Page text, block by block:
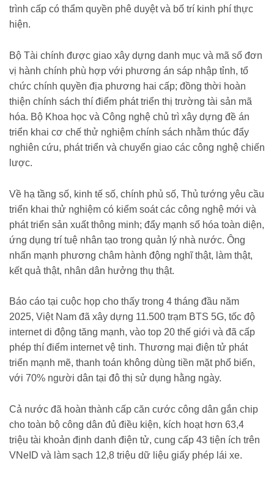
trình cấp có thẩm quyền phê duyệt và bố trí kinh phí thực
hiện.
Bộ Tài chính được giao xây dựng danh mục và mã số đơn
vị hành chính phù hợp với phương án sáp nhập tỉnh, tổ
chức chính quyền địa phương hai cấp; đồng thời hoàn
thiện chính sách thí điểm phát triển thị trường tài sản mã
hóa. Bộ Khoa học và Công nghệ chủ trì xây dựng đề án
triển khai cơ chế thử nghiệm chính sách nhằm thúc đẩy
nghiên cứu, phát triển và chuyển giao các công nghệ chiến
lược.
Về hạ tầng số, kinh tế số, chính phủ số, Thủ tướng yêu cầu
triển khai thử nghiệm có kiểm soát các công nghệ mới và
phát triển sản xuất thông minh; đẩy mạnh số hóa toàn diện,
ứng dụng trí tuệ nhân tạo trong quản lý nhà nước. Ông
nhấn mạnh phương châm hành động nghĩ thật, làm thật,
kết quả thật, nhân dân hưởng thụ thật.
Báo cáo tại cuộc họp cho thấy trong 4 tháng đầu năm
2025, Việt Nam đã xây dựng 11.500 trạm BTS 5G, tốc độ
internet di động tăng mạnh, vào top 20 thế giới và đã cấp
phép thí điểm internet vệ tinh. Thương mại điện tử phát
triển mạnh mẽ, thanh toán không dùng tiền mặt phổ biến,
với 70% người dân tại đô thị sử dụng hằng ngày.
Cả nước đã hoàn thành cấp căn cước công dân gắn chip
cho toàn bộ công dân đủ điều kiện, kích hoạt hơn 63,4
triệu tài khoản định danh điện tử, cung cấp 43 tiện ích trên
VNeID và làm sạch 12,8 triệu dữ liệu giấy phép lái xe.